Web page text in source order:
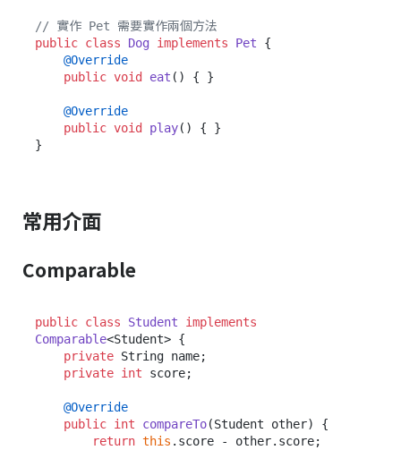
// 實作 Pet 需要實作兩個方法
public class Dog implements Pet {
@Override
public void eat () { }
@Override
public void play()
{ }
常用介面
Comparable
public class Student
implements
Comparable<Student> {
private String name;
private int score;
@Override
public int compareTo(Student other)
{
return this .score - other.score;